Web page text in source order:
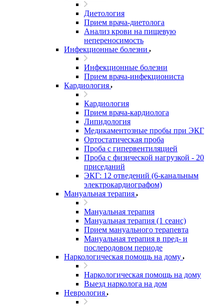
Диетология
Прием врача-диетолога
Анализ крови на пищевую
непереносимость
Инфекционные болезни
Инфекционные болезни
Прием врача-инфекциониста
Кардиология
Кардиология
Прием врача-кардиолога
Липидология
Медикаментозные пробы при ЭКГ
Ортостатическая проба
Проба с гипервентиляцией
Проба с физической нагрузкой - 20
приседаний
ЭКГ: 12 отведений (6-канальным
электрокардиографом)
Мануальная терапия
Мануальная терапия
Мануальная терапия (1 сеанс)
Прием мануального терапевта
Мануальная терапия в пред- и
послеродовом периоде
Наркологическая помощь на дому
Наркологическая помощь на дому
Выезд нарколога на дом
Неврология